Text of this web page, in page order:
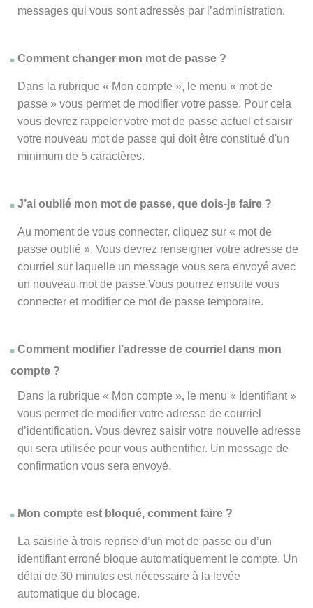
messages qui vous sont adressés par l’administration.
Comment changer mon mot de passe ?
Dans la rubrique « Mon compte », le menu « mot de
passe » vous permet de modifier votre passe. Pour cela
vous devrez rappeler votre mot de passe actuel et saisir
votre nouveau mot de passe qui doit être constitué d'un
minimum de 5 caractères.
J’ai oublié mon mot de passe, que dois-je faire ?
Au moment de vous connecter, cliquez sur « mot de
passe oublié ». Vous devrez renseigner votre adresse de
courriel sur laquelle un message vous sera envoyé avec
un nouveau mot de passe.Vous pourrez ensuite vous
connecter et modifier ce mot de passe temporaire.
Comment modifier l’adresse de courriel dans mon
compte ?
Dans la rubrique « Mon compte », le menu « Identifiant »
vous permet de modifier votre adresse de courriel
d’identification. Vous devrez saisir votre nouvelle adresse
qui sera utilisée pour vous authentifier. Un message de
confirmation vous sera envoyé.
Mon compte est bloqué, comment faire ?
La saisine à trois reprise d’un mot de passe ou d’un
identifiant erroné bloque automatiquement le compte. Un
délai de 30 minutes est nécessaire à la levée
automatique du blocage.